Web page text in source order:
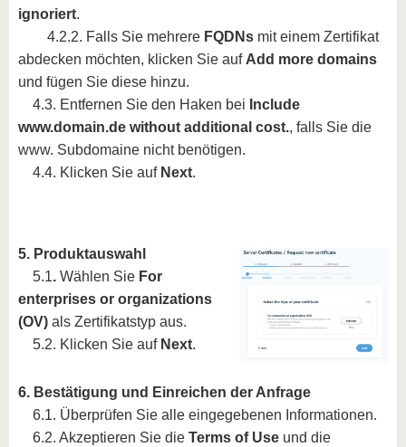
ignoriert.
4.2.2. Falls Sie mehrere FQDNs mit einem Zertifikat
abdecken möchten, klicken Sie auf Add more domains
und fügen Sie diese hinzu.
4.3. Entfernen Sie den Haken bei Include
www.domain.de without additional cost., falls Sie die
www. Subdomaine nicht benötigen.
4.4. Klicken Sie auf Next.
5. Produktauswahl
5.1. Wählen Sie For
enterprises or organizations
(OV) als Zertifikatstyp aus.
5.2. Klicken Sie auf Next.
6. Bestätigung und Einreichen der Anfrage
6.1. Überprüfen Sie alle eingegebenen Informationen.
6.2. Akzeptieren Sie die Terms of Use und die